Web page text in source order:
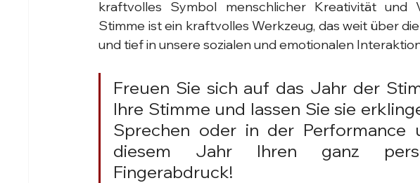
kraftvolles Symbol menschlicher Kreativität und
Stimme ist ein kraftvolles Werkzeug, das weit über
und tief in unsere sozialen und emotionalen
Freuen Sie sich auf das Jahr der
Ihre Stimme und lassen Sie sie
Sprechen oder in der Performance
diesem Jahr Ihren ganz
Fingerabdruck!